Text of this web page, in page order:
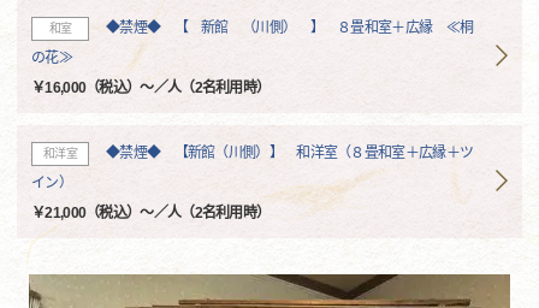
和室
◆禁煙◆ 【 新館 （川側） 】 ８畳和室＋広縁 ≪桐
の花≫
￥16,000（税込）～／人（2名利用時）
和洋室
◆禁煙◆ 【新館（川側）】 和洋室（８畳和室＋広縁＋ツ
イン）
￥21,000（税込）～／人（2名利用時）